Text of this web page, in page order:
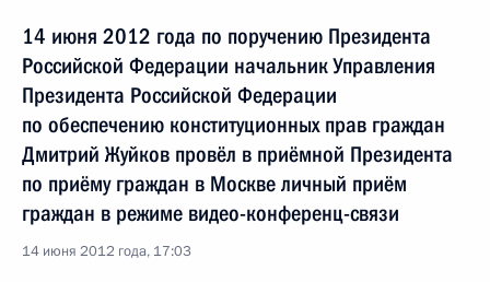
14 июня 2012 года по поручению Президента
Российской Федерации начальник Управления
Президента Российской Федерации
по обеспечению конституционных прав граждан
Дмитрий Жуйков провёл в приёмной Президента
по приёму граждан в Москве личный приём
граждан в режиме видео-конференц-связи
14 июня 2012 года, 17:03